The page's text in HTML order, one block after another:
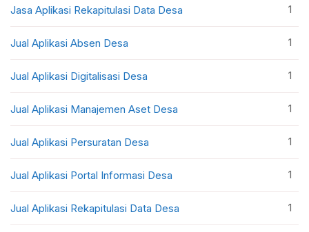
Jasa Aplikasi Rekapitulasi Data Desa 1
Jual Aplikasi Absen Desa 1
Jual Aplikasi Digitalisasi Desa 1
Jual Aplikasi Manajemen Aset Desa 1
Jual Aplikasi Persuratan Desa 1
Jual Aplikasi Portal Informasi Desa 1
Jual Aplikasi Rekapitulasi Data Desa 1